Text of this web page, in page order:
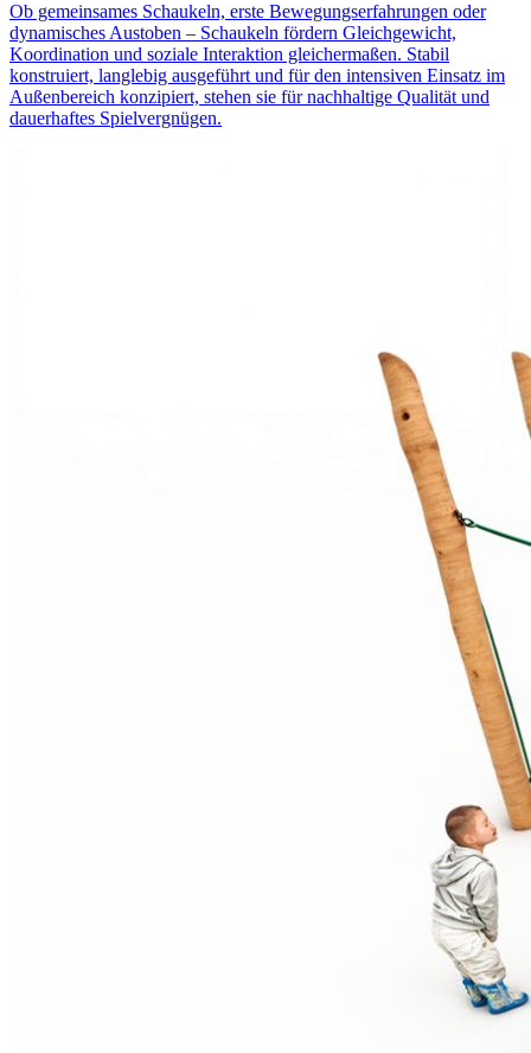
Ob gemeinsames Schaukeln, erste Bewegungserfahrungen oder
dynamisches Austoben – Schaukeln fördern Gleichgewicht,
Koordination und soziale Interaktion gleichermaßen. Stabil
konstruiert, langlebig ausgeführt und für den intensiven Einsatz im
Außenbereich konzipiert, stehen sie für nachhaltige Qualität und
dauerhaftes Spielvergnügen.